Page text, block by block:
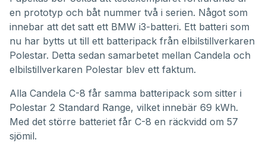
en prototyp och båt nummer två i serien. Något som
innebar att det satt ett BMW i3-batteri. Ett batteri som
nu har bytts ut till ett batteripack från elbilstillverkaren
Polestar. Detta sedan samarbetet mellan Candela och
elbilstillverkaren Polestar blev ett faktum.
Alla Candela C-8 får samma batteripack som sitter i
Polestar 2 Standard Range, vilket innebär 69 kWh.
Med det större batteriet får C-8 en räckvidd om 57
sjömil.